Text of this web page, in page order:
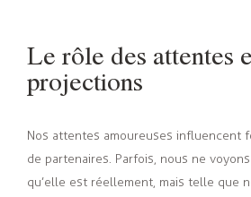
Le rôle des attentes
projections
Nos attentes amoureuses influencent
de partenaires. Parfois, nous ne
qu’elle est réellement, mais telle que